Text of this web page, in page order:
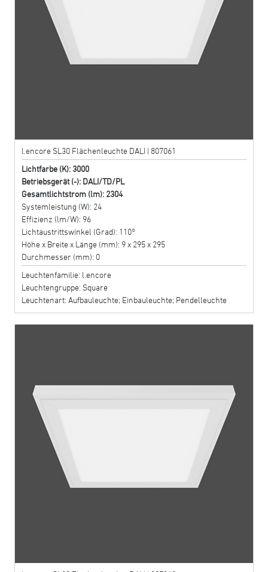
l.encore SL30 Flächenleuchte DALI | 807061
Lichtfarbe (K): 3000
Betriebsgerät (-): DALI/TD/PL
Gesamtlichtstrom (lm): 2304
Systemleistung (W): 24
Effizienz (lm/W): 96
Lichtaustrittswinkel (Grad): 110°
Höhe x Breite x Länge (mm): 9 x 295 x 295
Durchmesser (mm): 0
Leuchtenfamilie: l.encore
Leuchtengruppe: Square
Leuchtenart: Aufbauleuchte; Einbauleuchte; Pendelleuchte